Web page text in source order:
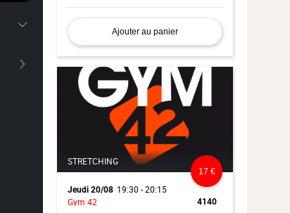
Ajouter au panier
STRETCHING
Jeudi 20/08 19:30 - 20:15
Gym 42
4140
17 €